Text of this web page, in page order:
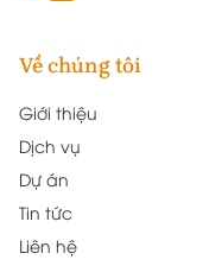
Về chúng tôi
Giới thiệu
Dịch vụ
Dự án
Tin tức
Liên hệ